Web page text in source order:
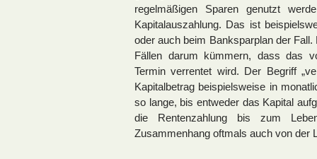
regelmäßigen Sparen genutzt
Kapitalauszahlung. Das ist
oder auch beim Banksparplan der
Fällen darum kümmern, dass das
Termin verrentet wird. Der Begriff
Kapitalbetrag beispielsweise in
so lange, bis entweder das Kapital
die Rentenzahlung bis zum
Zusammenhang oftmals auch von der